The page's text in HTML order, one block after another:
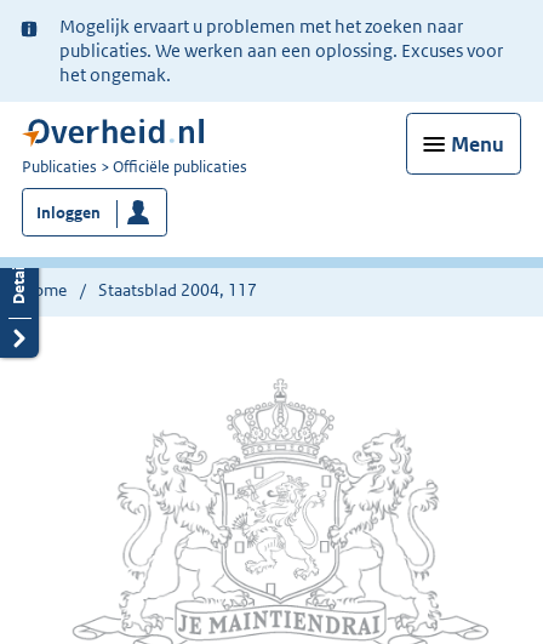
Ter
informatie:
Mogelijk ervaart u problemen met het zoeken naar
publicaties. We werken aan een oplossing. Excuses voor
het ongemak.
Menu
U
bent
nu
hier:
Publicaties Officiële publicaties
Inloggen
Home Staatsblad 2004, 117